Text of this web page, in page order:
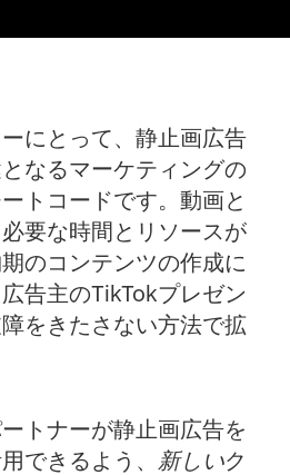
にとって、静止画広告
なるマーケティングの
トコードです。動画と
要な時間とリソースが
のコンテンツの作成に
告主のTikTokプレゼン
をきたさない方法で拡
トナーが静止画広告を
できるよう、 新しいク